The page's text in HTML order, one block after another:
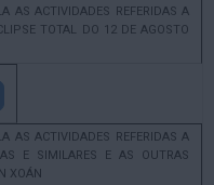
AS ACTIVIDADES REFERIDAS A
TOTAL DO 12 DE AGOSTO
AS ACTIVIDADES REFERIDAS A
E SIMILARES E AS OUTRAS
XOÁN